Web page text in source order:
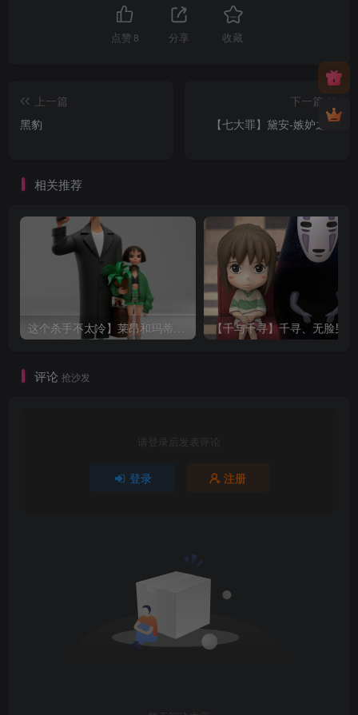
点赞 8 分享 收藏
上一篇
黑豹
下一篇
【七大罪】黛安-嫉妒之罪
相关推荐
评论 抢沙发
请登录后发表评论
登录 注册